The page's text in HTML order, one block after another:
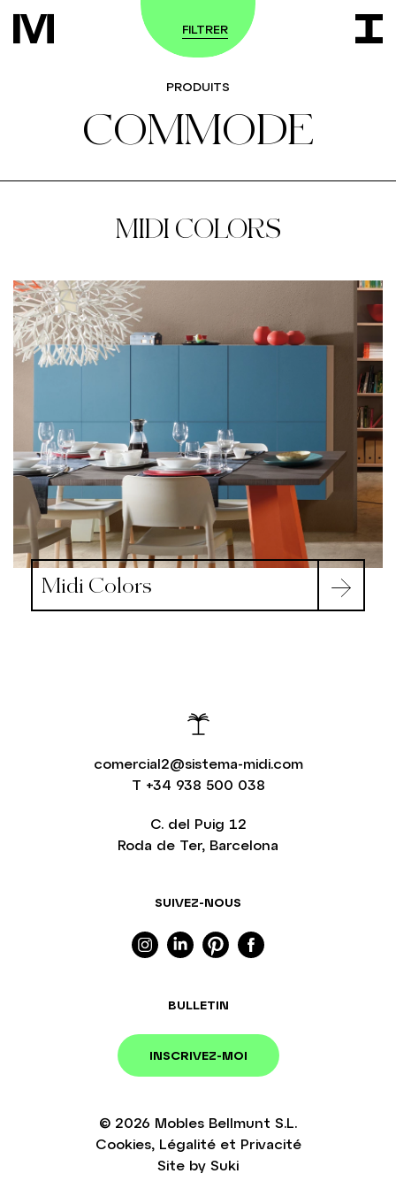
FILTRER
PRODUITS
COMMODE
MIDI COLORS
Midi Colors
comercial2@sistema-midi.com
T +34 938 500 038
SUIVEZ-NOUS
BULLETIN
INSCRIVEZ-MOI
C. del Puig 12
Roda de Ter, Barcelona
© 2026 Mobles Bellmunt S.L.
Cookies, Légalitéet Privacité
Site by Suki